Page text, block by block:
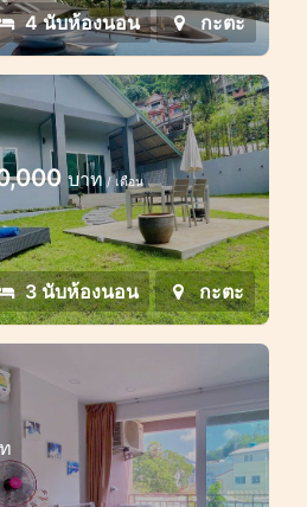
4 นับห้องนอน กะตะ
นกะตะพร้อมสวน
ายหาด
างให้เช่าในกะตะ
บาท/ เดือน
3 นับห้องนอน กะตะ